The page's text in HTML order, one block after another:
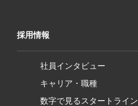
採用情報
社員インタビュー
キャリア・職種
数字で見るスタートライン